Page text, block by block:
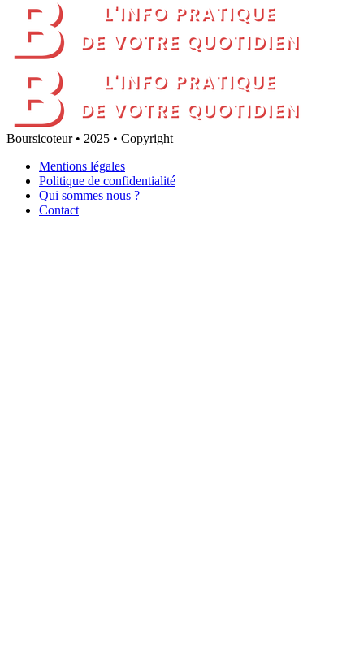
Boursicoteur • 2025 • Copyright
Mentions légales
Politique de confidentialité
Qui sommes nous ?
Contact